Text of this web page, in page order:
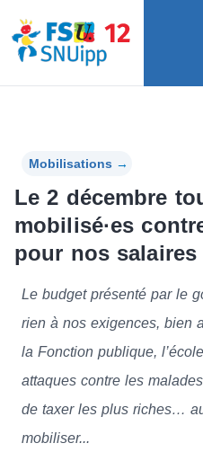
Mobilisations →
Le 2 décembre
mobilisé·es
pour nos salaires
Le budget présenté par le
rien à nos exigences, bien
la Fonction publique,
attaques contre les
de taxer les plus riches…
mobiliser...